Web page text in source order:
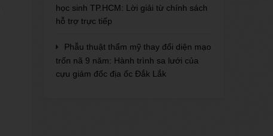
học sinh TP.HCM: Lời giải từ chính sách
hỗ trợ trực tiếp
Phẫu thuật thẩm mỹ thay đổi diện mạo
trốn nã 9 năm: Hành trình sa lưới của
cựu giám đốc địa ốc Đắk Lắk